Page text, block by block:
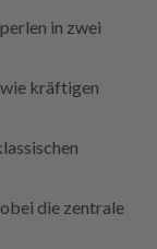
in zwei
kräftigen
die zentrale